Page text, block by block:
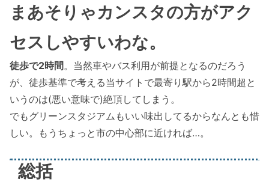
まあそりゃカンスタの方がアク
セスしやすいわな。
徒歩で2時間。当然車やバス利用が前提となるのだろう
が、徒歩基準で考える当サイトで最寄り駅から2時間超と
いうのは(悪い意味で)絶頂してしまう。
でもグリーンスタジアムもいい味出してるからなんとも惜
しい。もうちょっと市の中心部に近ければ…。
総括